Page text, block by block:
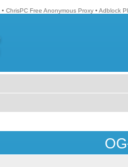
• ChrisPC Free Anonymous Proxy • Adblock